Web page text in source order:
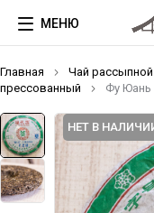
МЕНЮ
Главная Чай
прессованный
Фу Юань
НЕТ В